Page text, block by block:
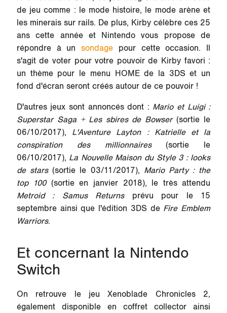
de jeu comme : le mode histoire, le mode arène et
les minerais sur rails. De plus, Kirby célèbre ces 25
ans cette année et Nintendo vous propose de
répondre à unsondage pour cette occasion. Il
s'agit de voter pour votre pouvoir de Kirby favori :
un thème pour le menu HOME de la 3DS et un
fond d'écran seront créés autour de ce pouvoir !
D'autres jeux sont annoncés dont : Mario et Luigi :
Superstar Saga + Les sbires de Bowser(sortie le
06/10/2017), L'Aventure Layton : Katrielle et la
conspiration des millionnaires(sortie le
06/10/2017), La Nouvelle Maison du Style 3 : looks
de stars(sortie le 03/11/2017), Mario Party : the
top 100(sortie en janvier 2018), le très attendu
Metroid : Samus Returnsprévu pour le 15
septembre ainsi que l'édition 3DS de Fire Emblem
Warriors.
Et concernant la Nintendo
Switch
On retrouve le jeuXenoblade Chronicles 2,
également disponible en coffret collector ainsi